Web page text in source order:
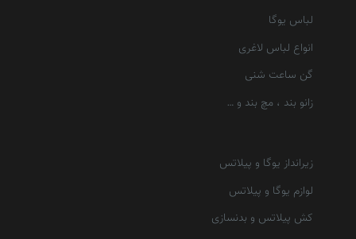
لباس یوگا
انواع لباس لاغری
گن ساعت شنی
زانو بند ، مچ بند و …
زیرانداز یوگا و پیلاتس
لوازم یوگا و پیلاتس
کش پیلاتس و بدنسازی